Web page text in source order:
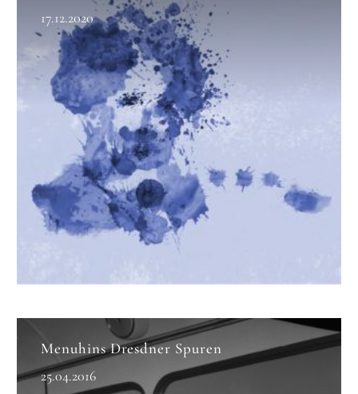
17.12.2020
Menuhins Dresdner Spuren
25.04.2016